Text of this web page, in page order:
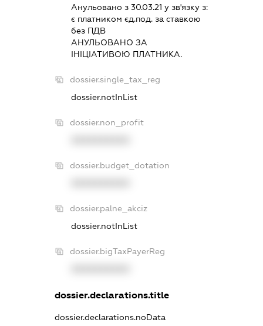
Анульовано з 30.03.21 у зв'язку з:
є платником єд.под. за ставкою
без ПДВ
АНУЛЬОВАНО ЗА
IНIЦIАТИВОЮ ПЛАТНИКА.
dossier.single_tax_reg
dossier.notInList
dossier.non_profit
dossier.budget_dotation
dossier.palne_akciz
dossier.notInList
dossier.bigTaxPayerReg
dossier.declarations.title
dossier.declarations.noData